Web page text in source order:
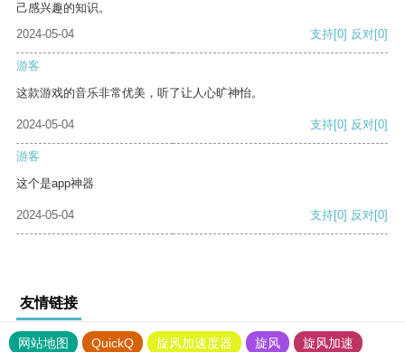
己感兴趣的知识。
2024-05-04
支持[0] 反对[0]
游客
这款游戏的音乐非常优美，听了让人心旷神怡。
2024-05-04 支持[0] 反对[0]
游客
这个是app神器
2024-05-04 支持[0] 反对[0]
友情链接
网站地图 QuickQ 旋风加速度器 旋风
旋风加速